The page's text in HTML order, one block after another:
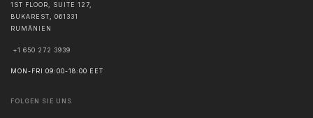
1ST FLOOR, SUITE 127,
BUKAREST, 061331
RUMÄNIEN
+1 650 272 3939
MON-FRI 09:00-18:00 EET
FOLGEN SIE UNS